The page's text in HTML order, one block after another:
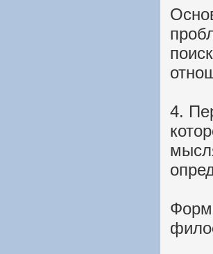
4.